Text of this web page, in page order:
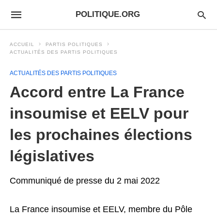
POLITIQUE.ORG
ACCUEIL
PARTIS POLITIQUES
ACTUALITÉS DES PARTIS POLITIQUES
ACTUALITÉS DES PARTIS POLITIQUES
Accord entre La France
insoumise et EELV pour
les prochaines élections
législatives
Communiqué de presse du 2 mai 2022
La France insoumise et EELV, membre du Pôle